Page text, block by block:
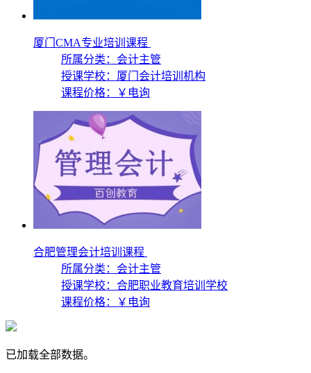
厦门CMA专业培训课程
所属分类：会计主管
授课学校： 厦门会计培训机构
课程价格：
￥电询
合肥管理会计培训课程
所属分类：会计主管
授课学校： 合肥职业教育培训学校
课程价格：
￥电询
已加载全部数据。